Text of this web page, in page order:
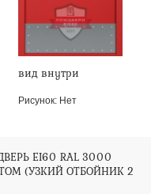
вид внутри
Рисунок: Нет
EI60 RAL 3000
(УЗКИЙ ОТБОЙНИК 2